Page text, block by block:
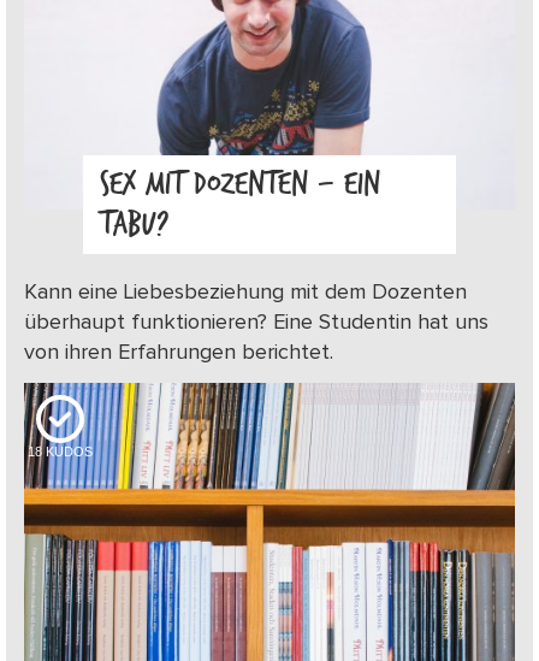
SEX MIT DOZENTEN – EIN
TABU?
Kann eine Liebesbeziehung mit dem Dozenten
überhaupt funktionieren? Eine Studentin hat uns
von ihren Erfahrungen berichtet.
18 KUDOS